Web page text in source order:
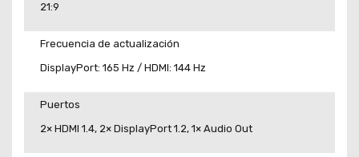
21:9
Frecuencia de actualización
DisplayPort: 165 Hz / HDMI: 144 Hz
Puertos
2× HDMI 1.4, 2× DisplayPort 1.2, 1× Audio Out